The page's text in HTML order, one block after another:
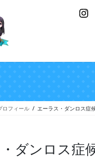
ロフィール エーラス・ダンロス症
ダンロス症